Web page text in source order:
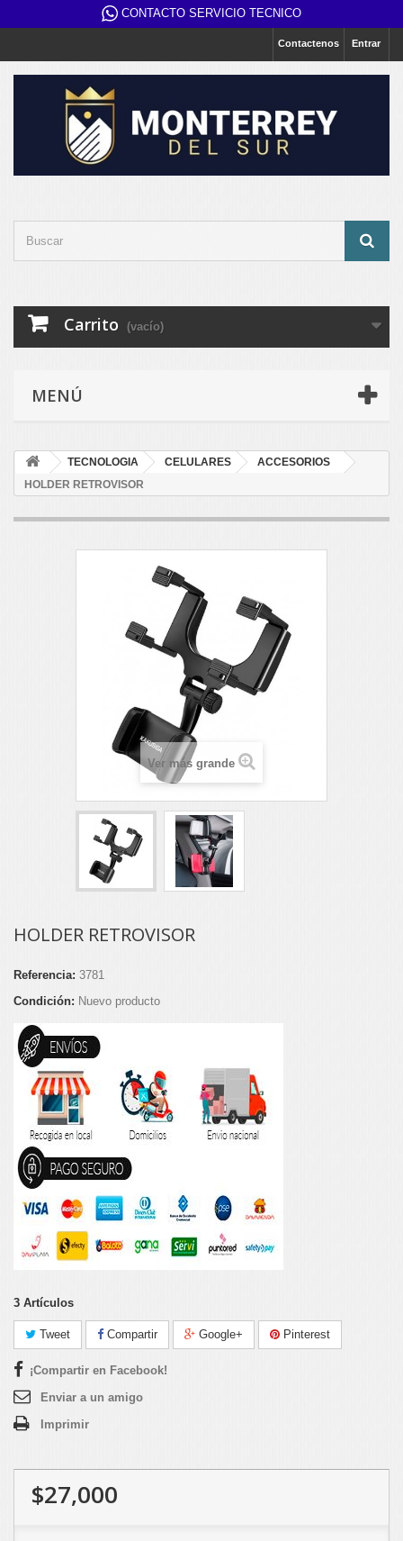
CONTACTO SERVICIO TECNICO
Entrar
Contactenos
Carrito (vacío)
MENÚ
TECNOLOGIA CELULARES
ACCESORIOS
HOLDER RETROVISOR
Ver más grande
HOLDER RETROVISOR
Referencia: 3781
Condición: Nuevo producto
3 Artículos
Tweet Compartir Google+ Pinterest
¡Compartir en Facebook!
Enviar a un amigo
Imprimir
$27,000